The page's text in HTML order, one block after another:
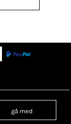
gå med